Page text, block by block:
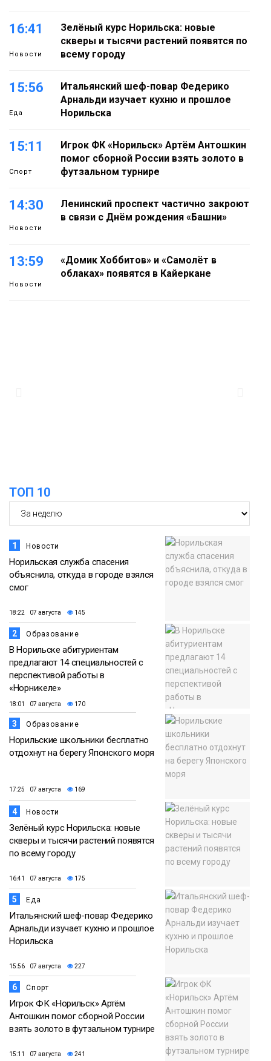
16:41
Новости
Зелёный курс Норильска: новые
скверы и тысячи растений появятся по
всему городу
15:56
Еда
Итальянский шеф-повар Федерико
Арнальди изучает кухню и прошлое
Норильска
15:11
Спорт
Игрок ФК «Норильск» Артём Антошкин
помог сборной России взять золото в
футзальном турнире
14:30
Новости
Ленинский проспект частично закроют
в связи с Днём рождения «Башни»
13:59
Новости
«Домик Хоббитов» и «Самолёт в
облаках» появятся в Кайеркане
ТОП 10
1 Новости
Норильская служба спасения
объяснила, откуда в городе взялся
смог
18:22 07 августа 145
2 Образование
В Норильске абитуриентам
предлагают 14 специальностей с
перспективой работы в
«Норникеле»
18:01 07 августа 170
3 Образование
Норильские школьники бесплатно
отдохнут на берегу Японского моря
17:25 07 августа 169
4 Новости
Зелёный курс Норильска: новые
скверы и тысячи растений появятся
по всему городу
16:41 07 августа 175
5 Еда
Итальянский шеф-повар Федерико
Арнальди изучает кухню и прошлое
Норильска
15:56 07 августа 227
6 Спорт
Игрок ФК «Норильск» Артём
Антошкин помог сборной России
взять золото в футзальном турнире
15:11 07 августа 241